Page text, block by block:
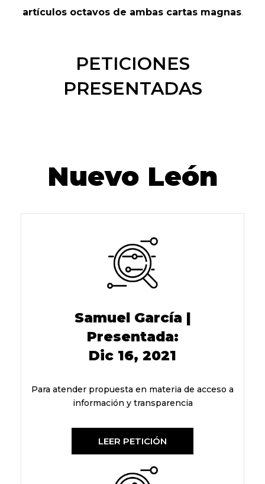
artículos octavos de ambas cartas magnas.
PETICIONES
PRESENTADAS
Nuevo León
Samuel García |
Presentada:
Dic 16, 2021
Para atender propuesta en materia de acceso a
información y transparencia
LEER PETICIÓN